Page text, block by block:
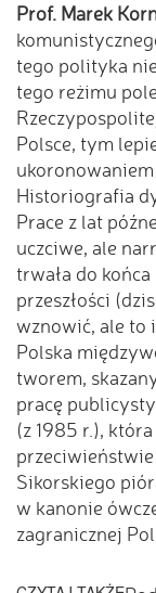
Prof. Marek
tego polityka
tego reżimu
Polsce, tym
Historiografia
Prace z lat
uczciwe, ale
trwała do
przeszłości
wznowić, ale to
Polska
tworem,
pracę
(z 1985 r.),
Sikorskiego
w kanonie
zagranicznej